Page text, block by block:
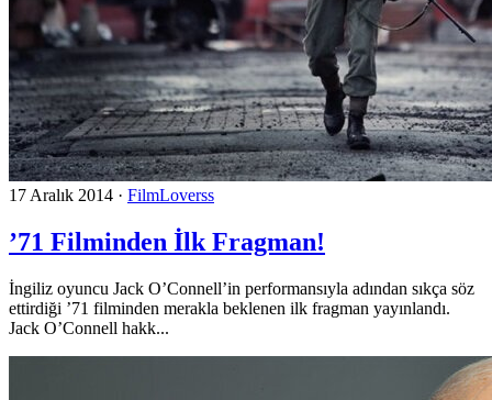
17 Aralık 2014 · FilmLoverss
’71 Filminden İlk Fragman!
İngiliz oyuncu Jack O’Connell’in performansıyla adından sıkça söz
ettirdiği ’71 filminden merakla beklenen ilk fragman yayınlandı.
Jack O’Connell hakk...